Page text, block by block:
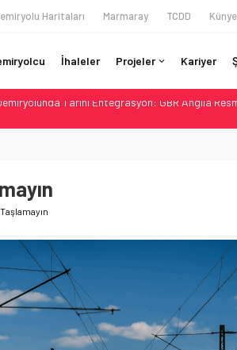
Haritaları Marmaray TCDD Künye
İhaleler Projeler Kariyer
TGV ile 28 Fransız Şehrine Tek Bilet
Brenner’da 15 Günlük Bakım: Tren Seferleri
56 Milyon Euro’luk Yenileme: Sol Tüneli